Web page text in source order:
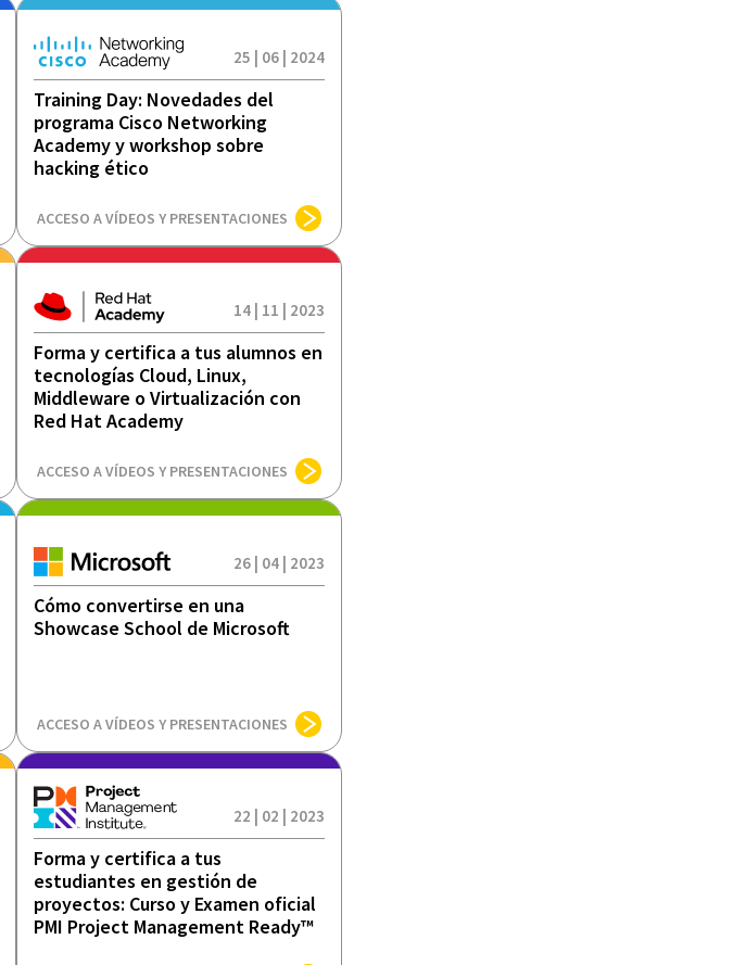
25 | 06 | 2024
Training Day: Novedades del
programa Cisco Networking
Academy y workshop sobre
hacking ético
ACCESO A VÍDEOS Y PRESENTACIONES
14 | 11 | 2023
Forma y certifica a tus alumnos en
tecnologías Cloud, Linux,
Middleware o Virtualización con
Red Hat Academy
ACCESO A VÍDEOS Y PRESENTACIONES
26 | 04 | 2023
Cómo convertirse en una
Showcase School de Microsoft
ACCESO A VÍDEOS Y PRESENTACIONES
22 | 02 | 2023
Forma y certifica a tus
estudiantes en gestión de
proyectos: Curso y Examen oficial
PMI Project Management Ready™